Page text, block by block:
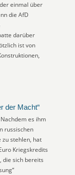
einmal über
die AfD
darüber
ist von
der Macht“
es ihm
russischen
stehlen, hat
Kriegskredits
die sich bereits